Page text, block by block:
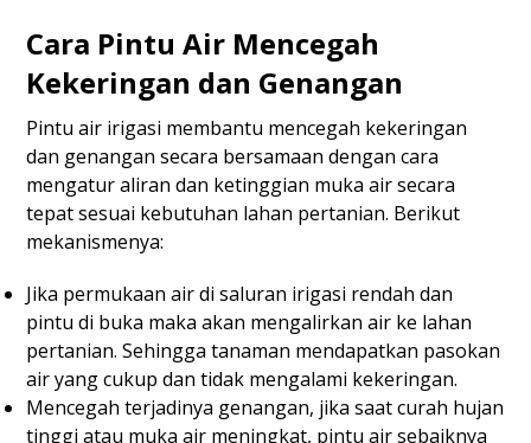
Cara Pintu Air Mencegah
Kekeringan dan Genangan
Pintu air irigasi membantu mencegah kekeringan
dan genangan secara bersamaan dengan cara
mengatur aliran dan ketinggian muka air secara
tepat sesuai kebutuhan lahan pertanian. Berikut
mekanismenya:
Jika permukaan air di saluran irigasi rendah dan
pintu di buka maka akan mengalirkan air ke lahan
pertanian. Sehingga tanaman mendapatkan pasokan
air yang cukup dan tidak mengalami kekeringan.
Mencegah terjadinya genangan, jika saat curah hujan
tinggi atau muka air meningkat, pintu air sebaiknya